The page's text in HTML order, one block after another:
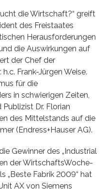
die Wirtschaft?“ greift
des Freistaates
Herausforderungen
die Auswirkungen auf
der Chef der
Frank-Jürgen Weise.
für die
in schwierigen Zeiten,
Dr. Florian
des Mittelstands auf die
(Endress+Hauser AG).
Gewinner des „Industrial
der WirtschaftsWoche-
„Beste Fabrik 2009“ hat
AX von Siemens